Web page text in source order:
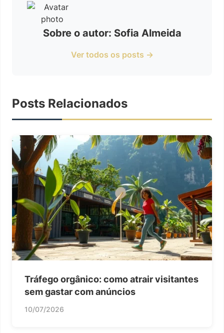
Sobre o autor: Sofia Almeida
Ver todos os posts →
Posts Relacionados
Tráfego orgânico: como atrair visitantes
sem gastar com anúncios
10/07/2026